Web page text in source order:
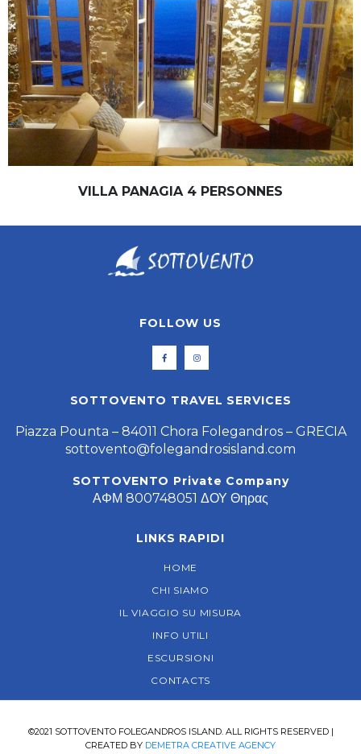
VILLA PANAGIA 4 PERSONNES
FOLLOW US
SOTTOVENTO TRAVEL SERVICES
Piazza Pounta – 84011 Chora Folegandros – GRECIA
sottovento@folegandrosisland.com
SOTTOVENTO Private Company
ΑΦΜ 800748051 ΔΟΥ Θηρας
LINKS RAPIDI
HOME
CHI SIAMO
IL VIAGGIO SU MISURA
INFO UTILI
ESCURSIONI
CONTACTS
©2021 SOTTOVENTO FOLEGANDROS ISLAND. ALL RIGHTS RESERVED |
CREATED BY DEMETRA CREATIVE AGENCY